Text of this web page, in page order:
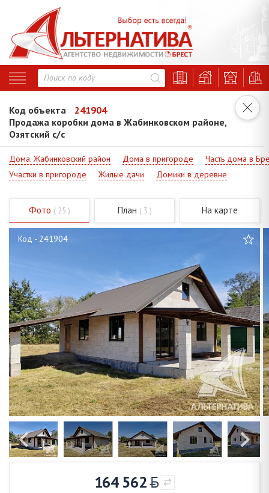
Код объекта
241904
Продажа коробки дома в Жабинковском районе,
Озятский с/с
Дома. Жабинковский район Дома в пригороде
Часть дома в
Участки в пригороде
Жилые дачи Домики в деревне
Фото ( 25 ) План ( 3 ) На карте
Код - 241904
164 562